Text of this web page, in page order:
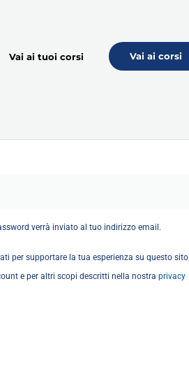
Vai ai tuoi corsi Vai ai corsi
verrà inviato al tuo indirizzo email.
per supportare la tua esperienza su questo sito
e per altri scopi descritti nella nostraprivacy